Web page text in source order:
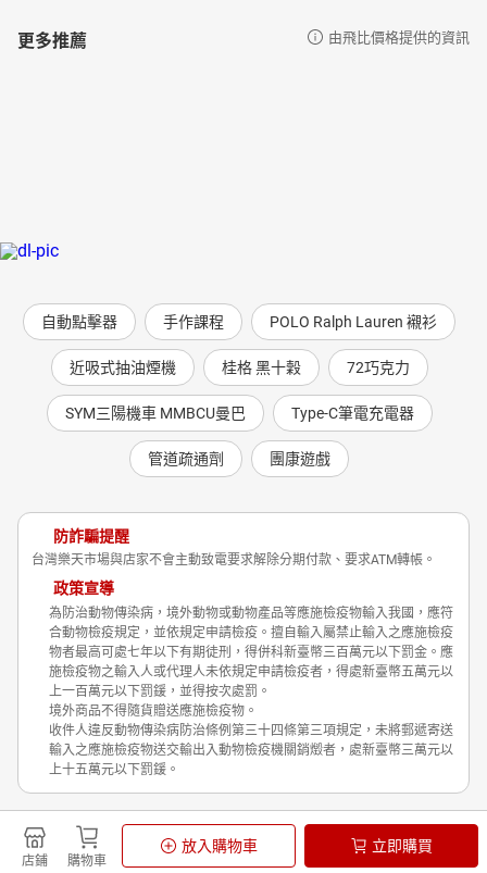
店鋪 購物車
放入購物車 立即購買
更多推薦 由飛比價格提供的資訊
自動點擊器 手作課程 POLO Ralph Lauren 襯衫
近吸式抽油煙機 桂格 黑十穀 72巧克力
SYM三陽機車 MMBCU曼巴 Type-C筆電充電器
管道疏通劑 團康遊戲
防詐騙提醒
台灣樂天市場與店家不會主動致電要求解除分期付款、要求ATM轉帳。
政策宣導
為防治動物傳染病，境外動物或動物產品等應施檢疫物輸入我國，應符
合動物檢疫規定，並依規定申請檢疫。擅自輸入屬禁止輸入之應施檢疫
物者最高可處七年以下有期徒刑，得併科新臺幣三百萬元以下罰金。應
施檢疫物之輸入人或代理人未依規定申請檢疫者，得處新臺幣五萬元以
上一百萬元以下罰鍰，並得按次處罰。
境外商品不得隨貨贈送應施檢疫物。
收件人違反動物傳染病防治條例第三十四條第三項規定，未將郵遞寄送
輸入之應施檢疫物送交輸出入動物檢疫機關銷燬者，處新臺幣三萬元以
上十五萬元以下罰鍰。
Shopping is Entertainment!
非洲豬瘟政策宣導
隱私權政策
© Rakuten Group, Inc.